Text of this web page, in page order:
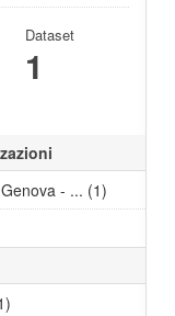
Dataset
1
- ... (1)